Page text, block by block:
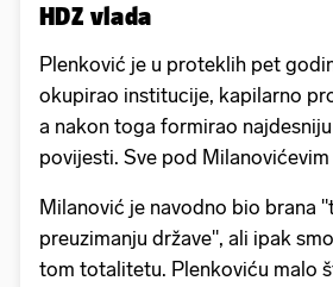
HDZ vlada
Plenković je u proteklih pet
okupirao institucije, kapilarno
a nakon toga formirao
povijesti. Sve pod Milanovićevim
Milanović je navodno bio brana
preuzimanju države", ali ipak
tom totalitetu. Plenkoviću malo